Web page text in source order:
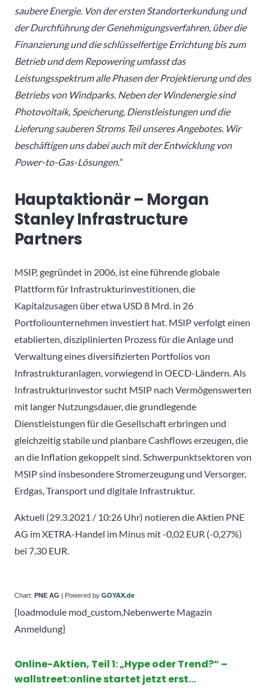
saubere Energie. Von der ersten Standorterkundung und
der Durchführung der Genehmigungsverfahren, über die
Finanzierung und die schlüsselfertige Errichtung bis zum
Betrieb und dem Repowering umfasst das
Leistungsspektrum alle Phasen der Projektierung und des
Betriebs von Windparks. Neben der Windenergie sind
Photovoltaik, Speicherung, Dienstleistungen und die
Lieferung sauberen Stroms Teil unseres Angebotes. Wir
beschäftigen uns dabei auch mit der Entwicklung von
Power-to-Gas-Lösungen.“
Hauptaktionär – Morgan
Stanley Infrastructure
Partners
MSIP, gegründet in 2006, ist eine führende globale
Plattform für Infrastrukturinvestitionen, die
Kapitalzusagen über etwa USD 8 Mrd. in 26
Portfoliounternehmen investiert hat. MSIP verfolgt einen
etablierten, disziplinierten Prozess für die Anlage und
Verwaltung eines diversifizierten Portfolios von
Infrastrukturanlagen, vorwiegend in OECD-Ländern. Als
Infrastrukturinvestor sucht MSIP nach Vermögenswerten
mit langer Nutzungsdauer, die grundlegende
Dienstleistungen für die Gesellschaft erbringen und
gleichzeitig stabile und planbare Cashflows erzeugen, die
an die Inflation gekoppelt sind. Schwerpunktsektoren von
MSIP sind insbesondere Stromerzeugung und Versorger,
Erdgas, Transport und digitale Infrastruktur.
Aktuell (29.3.2021 / 10:26 Uhr) notieren die Aktien PNE
AG im XETRA-Handel im Minus mit -0,02 EUR (-0,27%)
bei 7,30 EUR.
Chart: PNE AG | Powered by GOYAX.de
{loadmodule mod_custom,Nebenwerte Magazin
Anmeldung}
Online-Aktien, Teil 1: „Hype oder Trend?“ –
wallstreet:online startet jetzt erst…